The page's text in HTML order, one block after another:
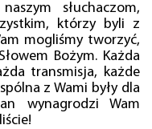
słuchaczom,
którzy byli z
mogliśmy tworzyć,
Bożym. Każda
transmisja, każde
z Wami były dla
wynagrodzi Wam